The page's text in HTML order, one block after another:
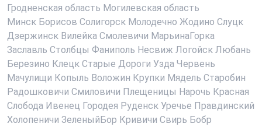
Гродненская область Могилевская область
Минск Борисов Солигорск Молодечно Жодино Слуцк
Дзержинск Вилейка Смолевичи МарьинаГорка
Заславль Столбцы Фаниполь Несвиж Логойск Любань
Березино Клецк Старые Дороги Узда Червень
Мачулищи Копыль Воложин Крупки Мядель Старобин
Радошковичи Смиловичи Плещеницы Нарочь Красная
Слобода Ивенец Городея Руденск Уречье Правдинский
Холопеничи ЗеленыйБор Кривичи Свирь Бобр